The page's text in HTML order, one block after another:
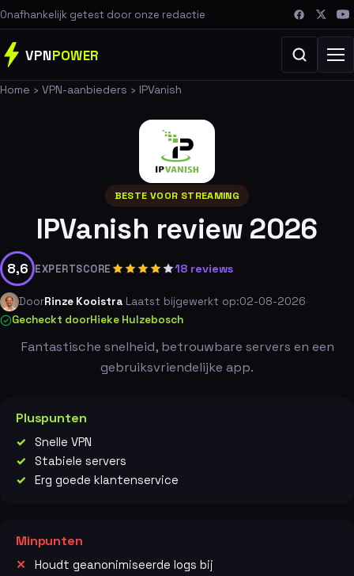
Onafhankelijk getest door onze redactie
VPNPOWER
Home › VPN-aanbieders › IPVanish
BESTE VOOR STREAMING
IPVanish review 2026
8,6 EXPERTSCORE 18 reviews
DoorRinze Kooistra·Laatst bijgewerkt op:02-08-2026·
Gecheckt doorHieke Hulzebosch
Fantastische snelheid, betrouwbare servers en een
gebruiksvriendelijke app.
Pluspunten
Snelle VPN
Stabiele servers
Erg goede klantenservice
Minpunten
Houdt geanonimiseerde logs bij